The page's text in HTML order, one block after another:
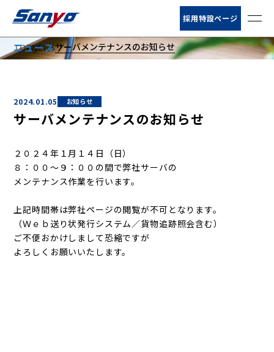
お客様サポート
ニュース
サービス
営業所・荷扱所
倉庫情報
採用特設ページ
TOPNEWSサーバメンテナンスのお知らせ
ニュース
NEWS
2024.01.05 お知らせ
サーバメンテナンスのお知らせ
２０２４年１月１４日（日）
８：００～９：００の間で弊社サーバの
メンテナンス作業を行います。
上記時間帯は弊社ページの閲覧が不可となります。
（Ｗｅｂ送り状発行システム／貨物追跡照会含む）
ご不便おかけしまして恐縮ですが
よろしくお願いいたします。